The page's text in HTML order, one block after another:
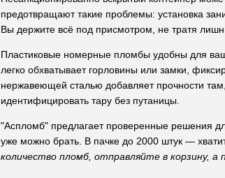
предотвращают такие проблемы: установка
Вы держите всё под присмотром, не тратя
Пластиковые номерные пломбы удобны для
легко обхватывает горловины или замки,
нержавеющей сталью добавляет прочности
идентифицировать тару без путаницы.
"Аспломб" предлагает проверенные решения
уже можно брать. В пачке до 2000 штук —
количество пломб, отправляйте в корзину,